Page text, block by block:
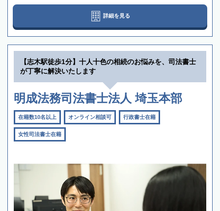
詳細を見る
【志木駅徒歩1分】十人十色の相続のお悩みを、司法書士
が丁寧に解決いたします
明成法務司法書士法人 埼玉本部
在籍数10名以上 オンライン相談可 行政書士在籍
女性司法書士在籍